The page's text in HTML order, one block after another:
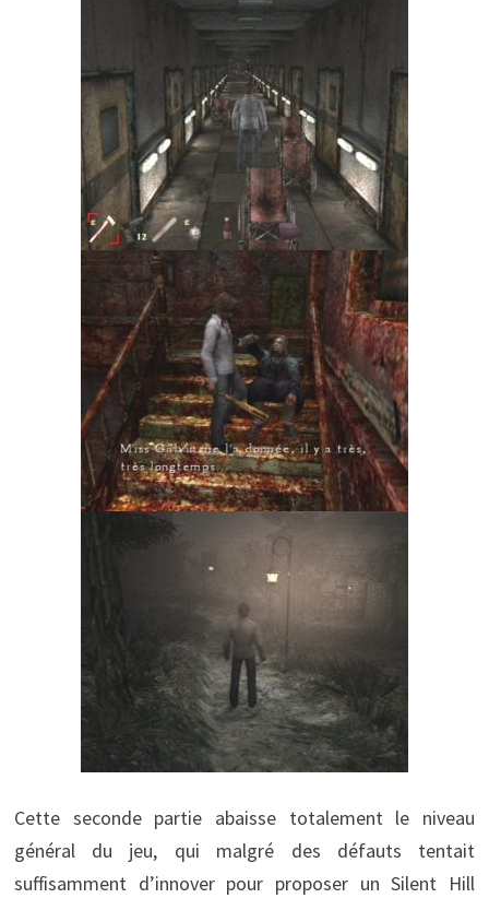
Cette seconde partie abaisse totalement le niveau
général du jeu, qui malgré des défauts tentait
suffisamment d’innover pour proposer un Silent Hill